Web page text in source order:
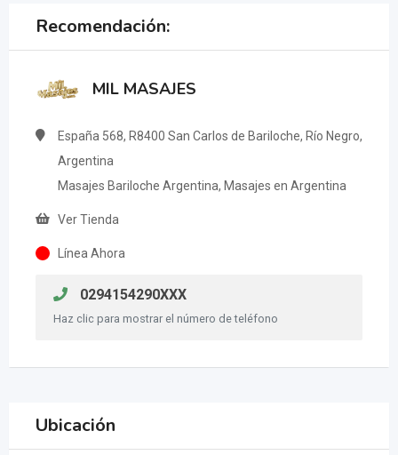
Recomendación:
MIL MASAJES
España 568, R8400 San Carlos de Bariloche, Río Negro,
Argentina
Masajes Bariloche Argentina, Masajes en Argentina
Ver Tienda
Línea Ahora
0294154290XXX
Haz clic para mostrar el número de teléfono
Ubicación